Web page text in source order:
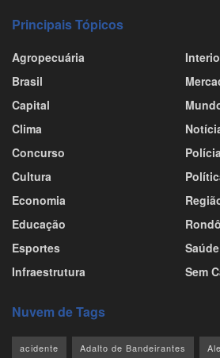
Principais Tópicos
Agropecuária
Brasil
Capital
Clima
Concurso
Cultura
Economia
Educação
Esportes
Infraestrutura
Polícia
Saúde
Sem
Nuvem de Tags
acidente Adalto de Bandeirantes